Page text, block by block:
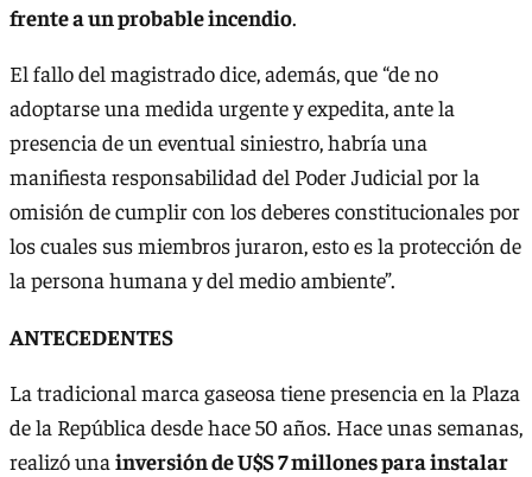
frente a un probable incendio.
El fallo del magistrado dice, además, que “de no
adoptarse una medida urgente y expedita, ante la
presencia de un eventual siniestro, habría una
manifiesta responsabilidad del Poder Judicial por la
omisión de cumplir con los deberes constitucionales por
los cuales sus miembros juraron, esto es la protección de
la persona humana y del medio ambiente”.
ANTECEDENTES
La tradicional marca gaseosa tiene presencia en la Plaza
de la República desde hace 50 años. Hace unas semanas,
realizó una inversión de U$S 7 millones para instalar